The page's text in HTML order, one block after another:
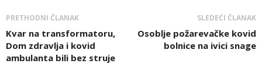
PRETHODNI ČLANAK
Kvar na transformatoru,
Dom zdravlja i kovid
ambulanta bili bez struje
SLEDEĆI ČLANAK
Osoblje požarevačke kovid
bolnice na ivici snage